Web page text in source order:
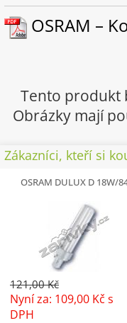
OSRAM –
Tento produkt
Obrázky mají
Zákazníci, kteří si
OSRAM DULUX D 18W/
121,00 Kč
Nyní za: 109,00 Kč s
DPH